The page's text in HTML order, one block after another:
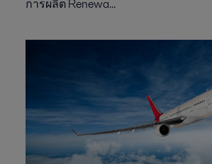
การผลิต Renewa...